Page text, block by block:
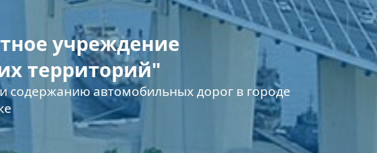
учреждение
территорий"
автомобильных дорог в городе